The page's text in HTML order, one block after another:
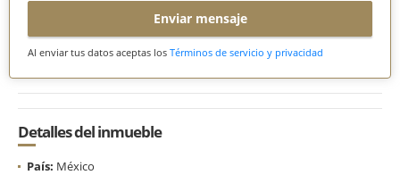
Enviar mensaje
Al enviar tus datos aceptas los Términos de servicio y privacidad
Detalles del inmueble
País: México